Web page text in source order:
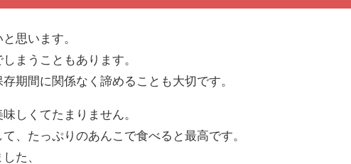
思います。
まうこともあります。
期間に関係なく諦めることも大切です。
しくてたまりません。
、たっぷりのあんこで食べると最高です。
た、